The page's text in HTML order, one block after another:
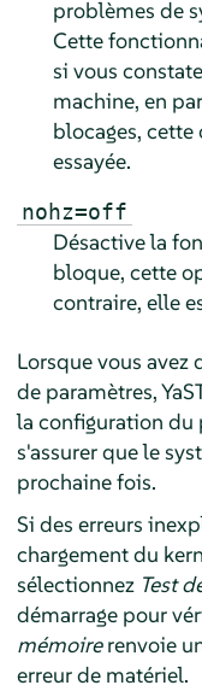
problèmes de
Cette
si vous
machine, en
blocages,
essayée.
nohz=off
Désactive la
bloque, cette
contraire, elle
Lorsque vous
de paramètres,
la configuration du
s'assurer que le
prochaine fois.
Si des erreurs
chargement du
sélectionnez Test
démarrage pour
mémoirerenvoie
erreur de matériel.